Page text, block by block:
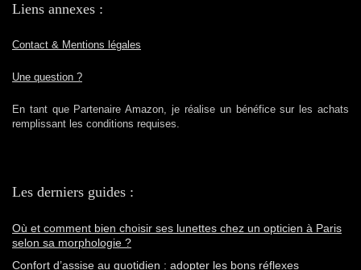
Liens annexes :
Contact & Mentions légales
Une question ?
En tant que Partenaire Amazon, je réalise un bénéfice sur les achats
remplissant les conditions requises.
Les derniers guides :
Où et comment bien choisir ses lunettes chez un opticien à Paris
selon sa morphologie ?
Confort d’assise au quotidien : adopter les bons réflexes